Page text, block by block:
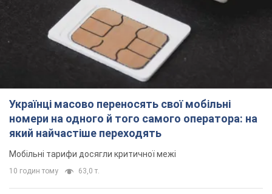
Українці масово переносять свої мобільні
номери на одного й того самого оператора: на
який найчастіше переходять
Мобільні тарифи досягли критичної межі
10 годин тому 63,0 т.